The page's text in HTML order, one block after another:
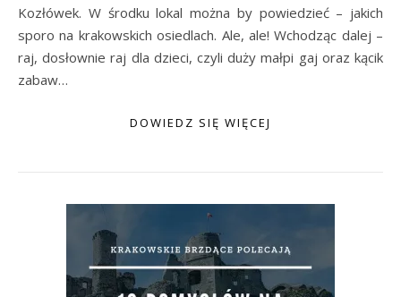
Kozłówek. W środku lokal można by powiedzieć – jakich
sporo na krakowskich osiedlach. Ale, ale! Wchodząc dalej –
raj, dosłownie raj dla dzieci, czyli duży małpi gaj oraz kącik
zabaw…
DOWIEDZ SIĘ WIĘCEJ